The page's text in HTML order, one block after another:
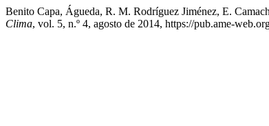
Benito Capa, Águeda, R. M. Rodríguez Jiménez, E.
Clima, vol. 5, n.º 4, agosto de 2014, https://pub.ame-